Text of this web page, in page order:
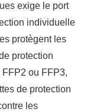
exige le port
individuelle
protègent les
protection
ou FFP3,
de protection
les